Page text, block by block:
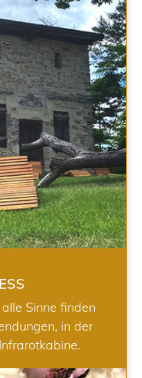
Sinne finden
in der